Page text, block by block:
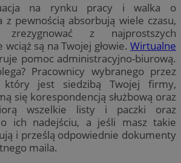
na rynku pracy i walka o
z pewnością absorbują wiele czasu,
z najprostszych
są na Twojej głowie. Wirtualne
pomoc administracyjno-biurową.
Pracownicy wybranego przez
który jest siedzibą Twojej firmy,
się korespondencją służbową oraz
wszelkie listy i paczki oraz
ich nadejściu, a jeśli masz takie
i prześlą odpowiednie dokumenty
maila.